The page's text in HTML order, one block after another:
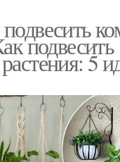
подвесить
5